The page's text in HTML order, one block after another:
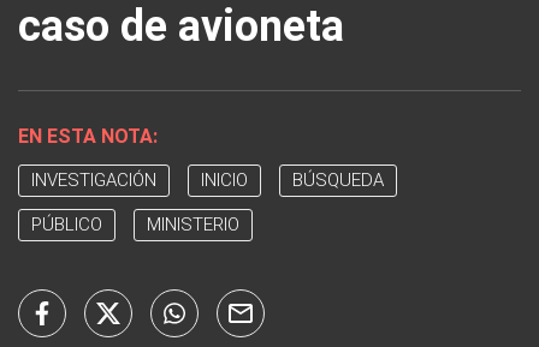
caso de avioneta
EN ESTA NOTA:
INVESTIGACIÓN INICIO BÚSQUEDA
PÚBLICO MINISTERIO